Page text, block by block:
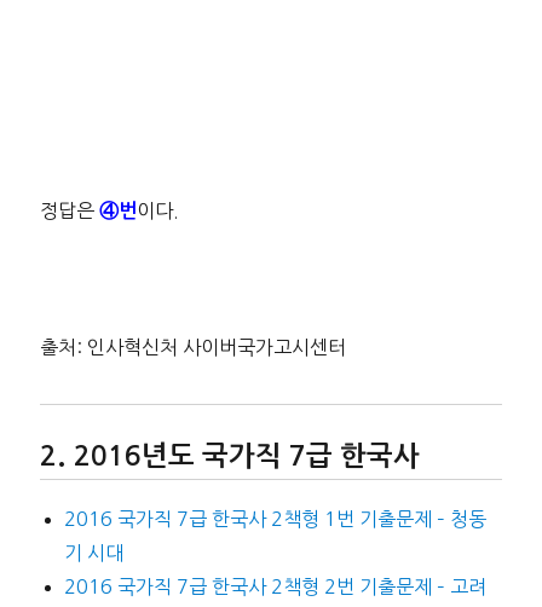
정답은④번 이다.
출처: 인사혁신처 사이버국가고시센터
2016년도 국가직 7급 한국사
2016 국가직 7급 한국사 2책형 1번 기출문제 – 청동
기 시대
2016 국가직 7급 한국사 2책형 2번 기출문제 – 고려